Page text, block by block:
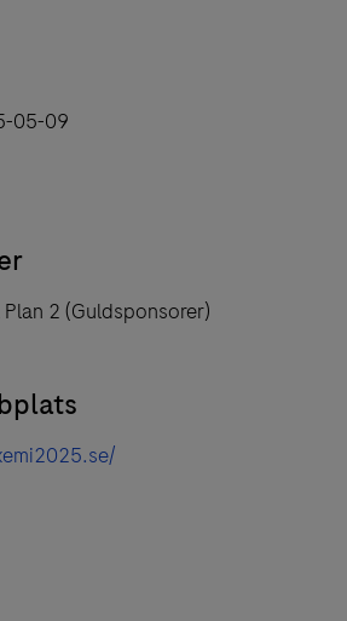
05-09
2 (Guldsponsorer)